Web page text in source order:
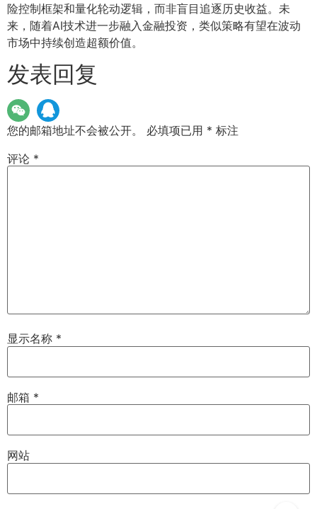
险控制框架和量化轮动逻辑，而非盲目追逐历史收益。未
来，随着AI技术进一步融入金融投资，类似策略有望在波动
市场中持续创造超额价值。
发表回复
您的邮箱地址不会被公开。 必填项已用 * 标注
评论 *
显示名称 *
邮箱 *
网站